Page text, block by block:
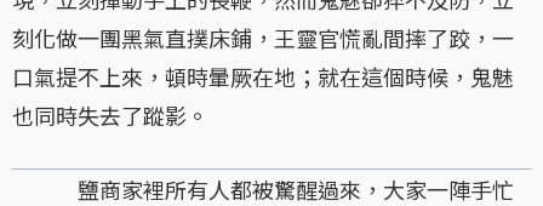
刻化做一團黑氣直撲床鋪，王靈官慌亂間摔了跤，一
口氣提不上來，頓時暈厥在地；就在這個時候，鬼魅
也同時失去了蹤影。
鹽商家裡所有人都被驚醒過來，大家一陣手忙